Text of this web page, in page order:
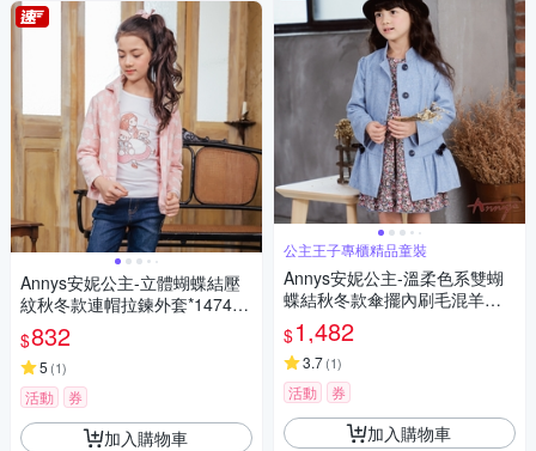
Annys安妮公主-立體蝴蝶結壓
紋秋冬款連帽拉鍊外套*1474粉
紅
$832
5 (1)
活動 券
加入購物車
公主王子專櫃精品童裝
Annys安妮公主-溫柔色系雙蝴
蝶結秋冬款傘擺內刷毛混羊毛
大衣*9670水藍
$1,482
3.7(1)
活動 券
加入購物車